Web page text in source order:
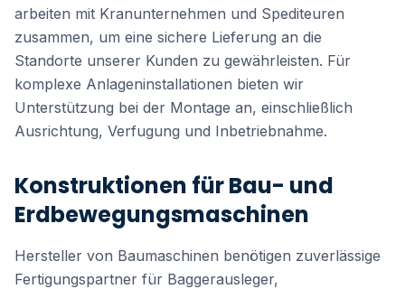
arbeiten mit Kranunternehmen und Spediteuren
zusammen, um eine sichere Lieferung an die
Standorte unserer Kunden zu gewährleisten. Für
komplexe Anlageninstallationen bieten wir
Unterstützung bei der Montage an, einschließlich
Ausrichtung, Verfugung und Inbetriebnahme.
Konstruktionen für Bau- und
Erdbewegungsmaschinen
Hersteller von Baumaschinen benötigen zuverlässige
Fertigungspartner für Baggerausleger,